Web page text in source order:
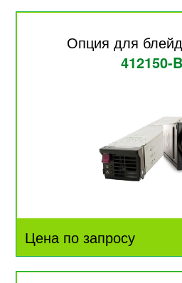
Опция для
412150-
Цена по запросу